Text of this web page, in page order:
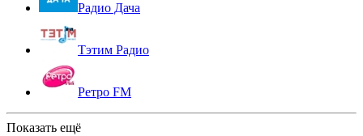
Радио Дача
Тэтим Радио
Ретро FM
Показать ещё